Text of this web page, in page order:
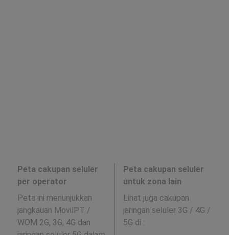
Peta cakupan seluler
per operator
Peta ini menunjukkan
jangkauan MovilPT /
WOM 2G, 3G, 4G dan
Peta cakupan seluler
untuk zona lain
Lihat juga cakupan
jaringan seluler 3G / 4G /
5G di :